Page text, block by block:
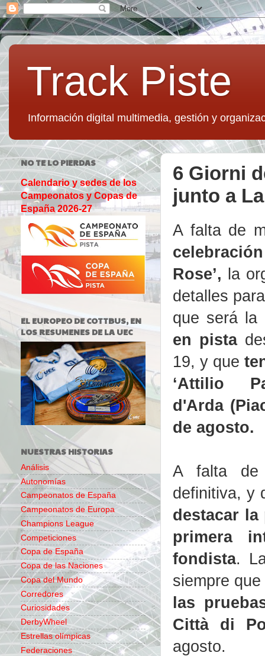
Track Piste
Información digital multimedia, gestión y
6 Giorni
junto a
A falta de
Rose’, la
detalles
que será la
en pista
19, y que
‘Attilio
d'Arda
de agosto.
A falta de
definitiva, y
destacar la
primera
fondista.
siempre
las
Città di
agosto.
NO TE LO PIERDAS
Calendario y sedes de los
Campeonatos y Copas de
España 2026-27
EL EUROPEO DE COTTBUS, EN
LOS RESUMENES DE LA UEC
NUESTRAS HISTORIAS
Análisis
Autonomías
Campeonatos de España
Campeonatos de Europa
Champions League
Competiciones
Copa de España
Copa de las Naciones
Copa del Mundo
Corredores
Curiosidades
DerbyWheel
Estrellas olímpicas
Federaciones